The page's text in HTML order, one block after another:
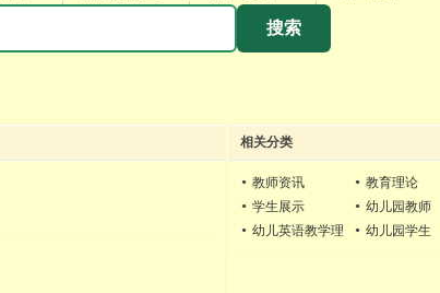
搜索
相关分类
• 教师资讯 • 教育理论
• 学生展示 • 幼儿园教师
• 幼儿英语教学理
• 幼儿园学生